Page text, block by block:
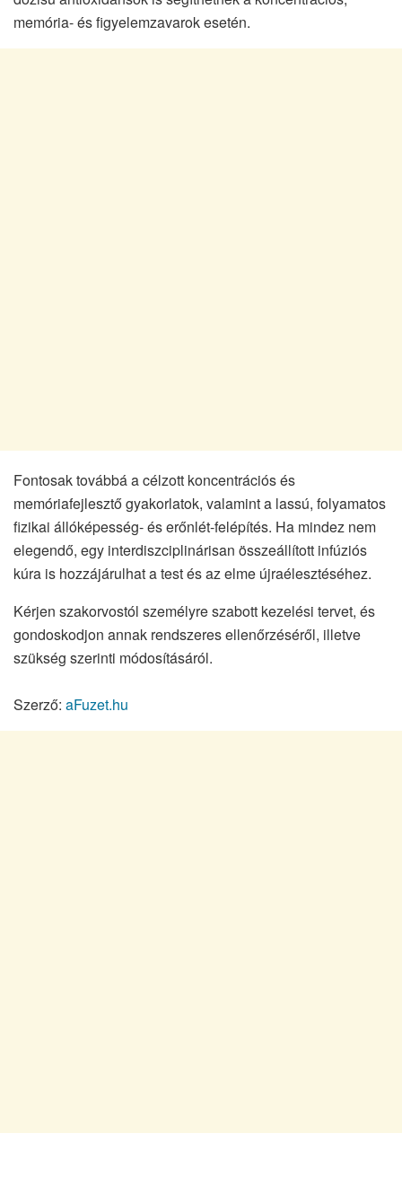
memória- és figyelemzavarok esetén.
Fontosak továbbá a célzott koncentrációs és
memóriafejlesztő gyakorlatok, valamint a lassú, folyamatos
fizikai állóképesség- és erőnlét-felépítés. Ha mindez nem
elegendő, egy interdiszciplinárisan összeállított infúziós
kúra is hozzájárulhat a test és az elme újraélesztéséhez.
Kérjen szakorvostól személyre szabott kezelési tervet, és
gondoskodjon annak rendszeres ellenőrzéséről, illetve
szükség szerinti módosításáról.
Szerző: aFuzet.hu